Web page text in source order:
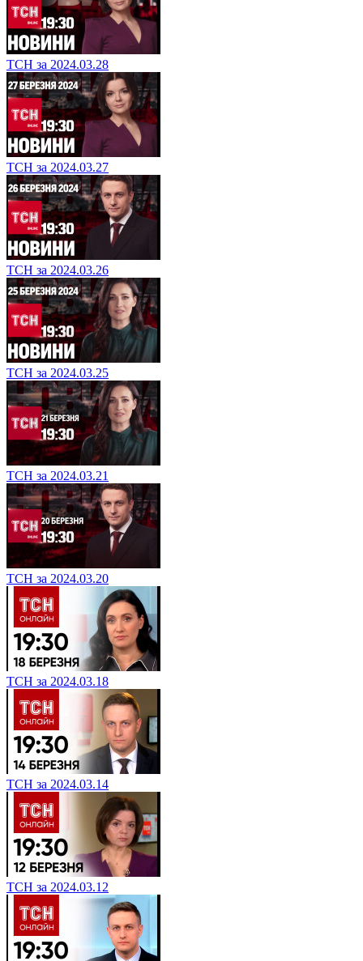
ТСН за 2024.03.28
ТСН за 2024.03.27
ТСН за 2024.03.26
ТСН за 2024.03.25
ТСН за 2024.03.21
ТСН за 2024.03.20
ТСН за 2024.03.18
ТСН за 2024.03.14
ТСН за 2024.03.12